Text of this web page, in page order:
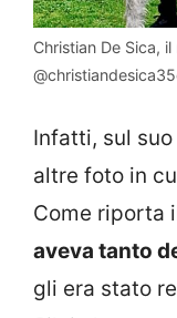
Christian De Sica,
Infatti, sul
altre foto in
Come riporta
aveva tanto
gli era stato